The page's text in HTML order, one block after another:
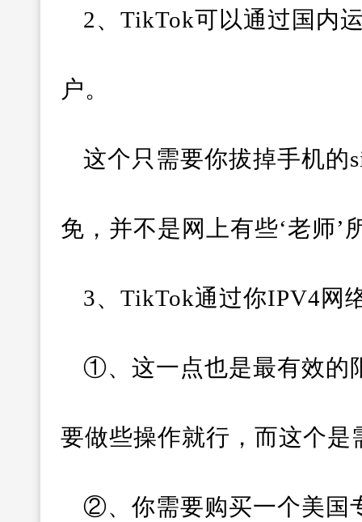
2、TikTok可以通过国内
户。
这个只需要你拔掉手机
免，并不是网上有些‘老师’
3、TikTok通过你IPV4网
①、这一点也是最有效的
要做些操作就行，而这个
②、你需要购买一个美国